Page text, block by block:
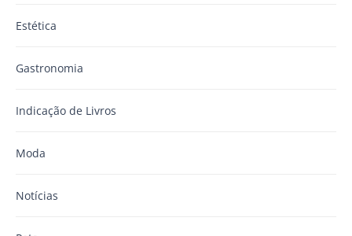
Estética
Gastronomia
Indicação de Livros
Moda
Notícias